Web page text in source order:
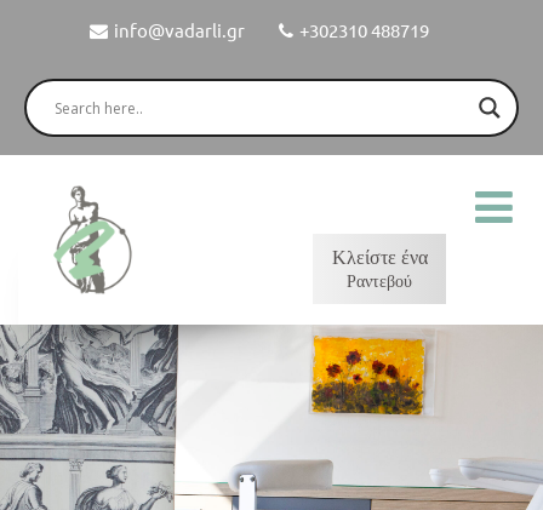
info@vadarli.gr +302310 488719
Κλείστε ένα
Ραντεβού